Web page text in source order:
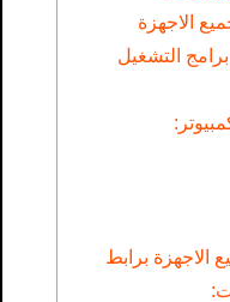
الاجهزة
التشغيل
الاجهزة برابط